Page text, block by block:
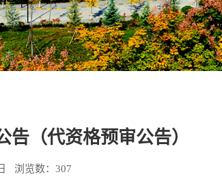
（代资格预审公告）
浏览数： 307